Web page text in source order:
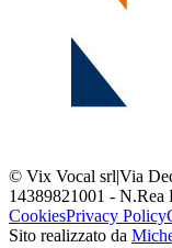
© Vix Vocal srl|Via
14389821001 - N.Rea
CookiesPrivacy Policy
Sito realizzato da